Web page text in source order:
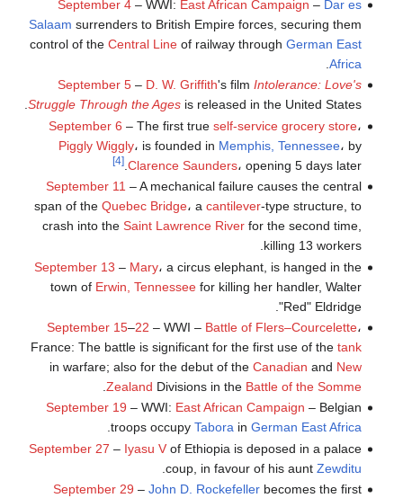
September 4– WWI: East African Campaign – Dar es
Salaam surrenders to British Empire forces, securing them
control of the Central Lineof railway through German East
Africa
September 5– D. W. Griffith's film Intolerance: Love's
Struggle Through the Agesis released in the United States.
September 6 – The first true self-service grocery store،
Piggly Wiggly، is founded in Memphis, Tennessee، by
Clarence Saunders، opening 5 days later. [4]
September 11 – A mechanical failure causes the central
span of the Quebec Bridge، a cantilever-type structure, to
crash into the Saint Lawrence Riverfor the second time,
killing 13 workers.
September 13 – Mary، a circus elephant, is hanged in the
town of Erwin, Tennesseefor killing her handler, Walter
"Red" Eldridge.
September 15–22 – WWI – Battle of Flers–Courcelette،
France: The battle is significant for the first use of the tank
in warfare; also for the debut of the Canadian and New
Zealand Divisions in the Battle of the Somme
September 19 – WWI: East African Campaign – Belgian
troops occupy Taborain German East Africa
.
September 27 – Iyasu Vof Ethiopia is deposed in a palace
coup, in favour of his aunt Zewditu
September 29 – John D. Rockefellerbecomes the first